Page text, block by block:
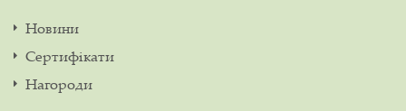
Новини
Сертифікати
Нагороди